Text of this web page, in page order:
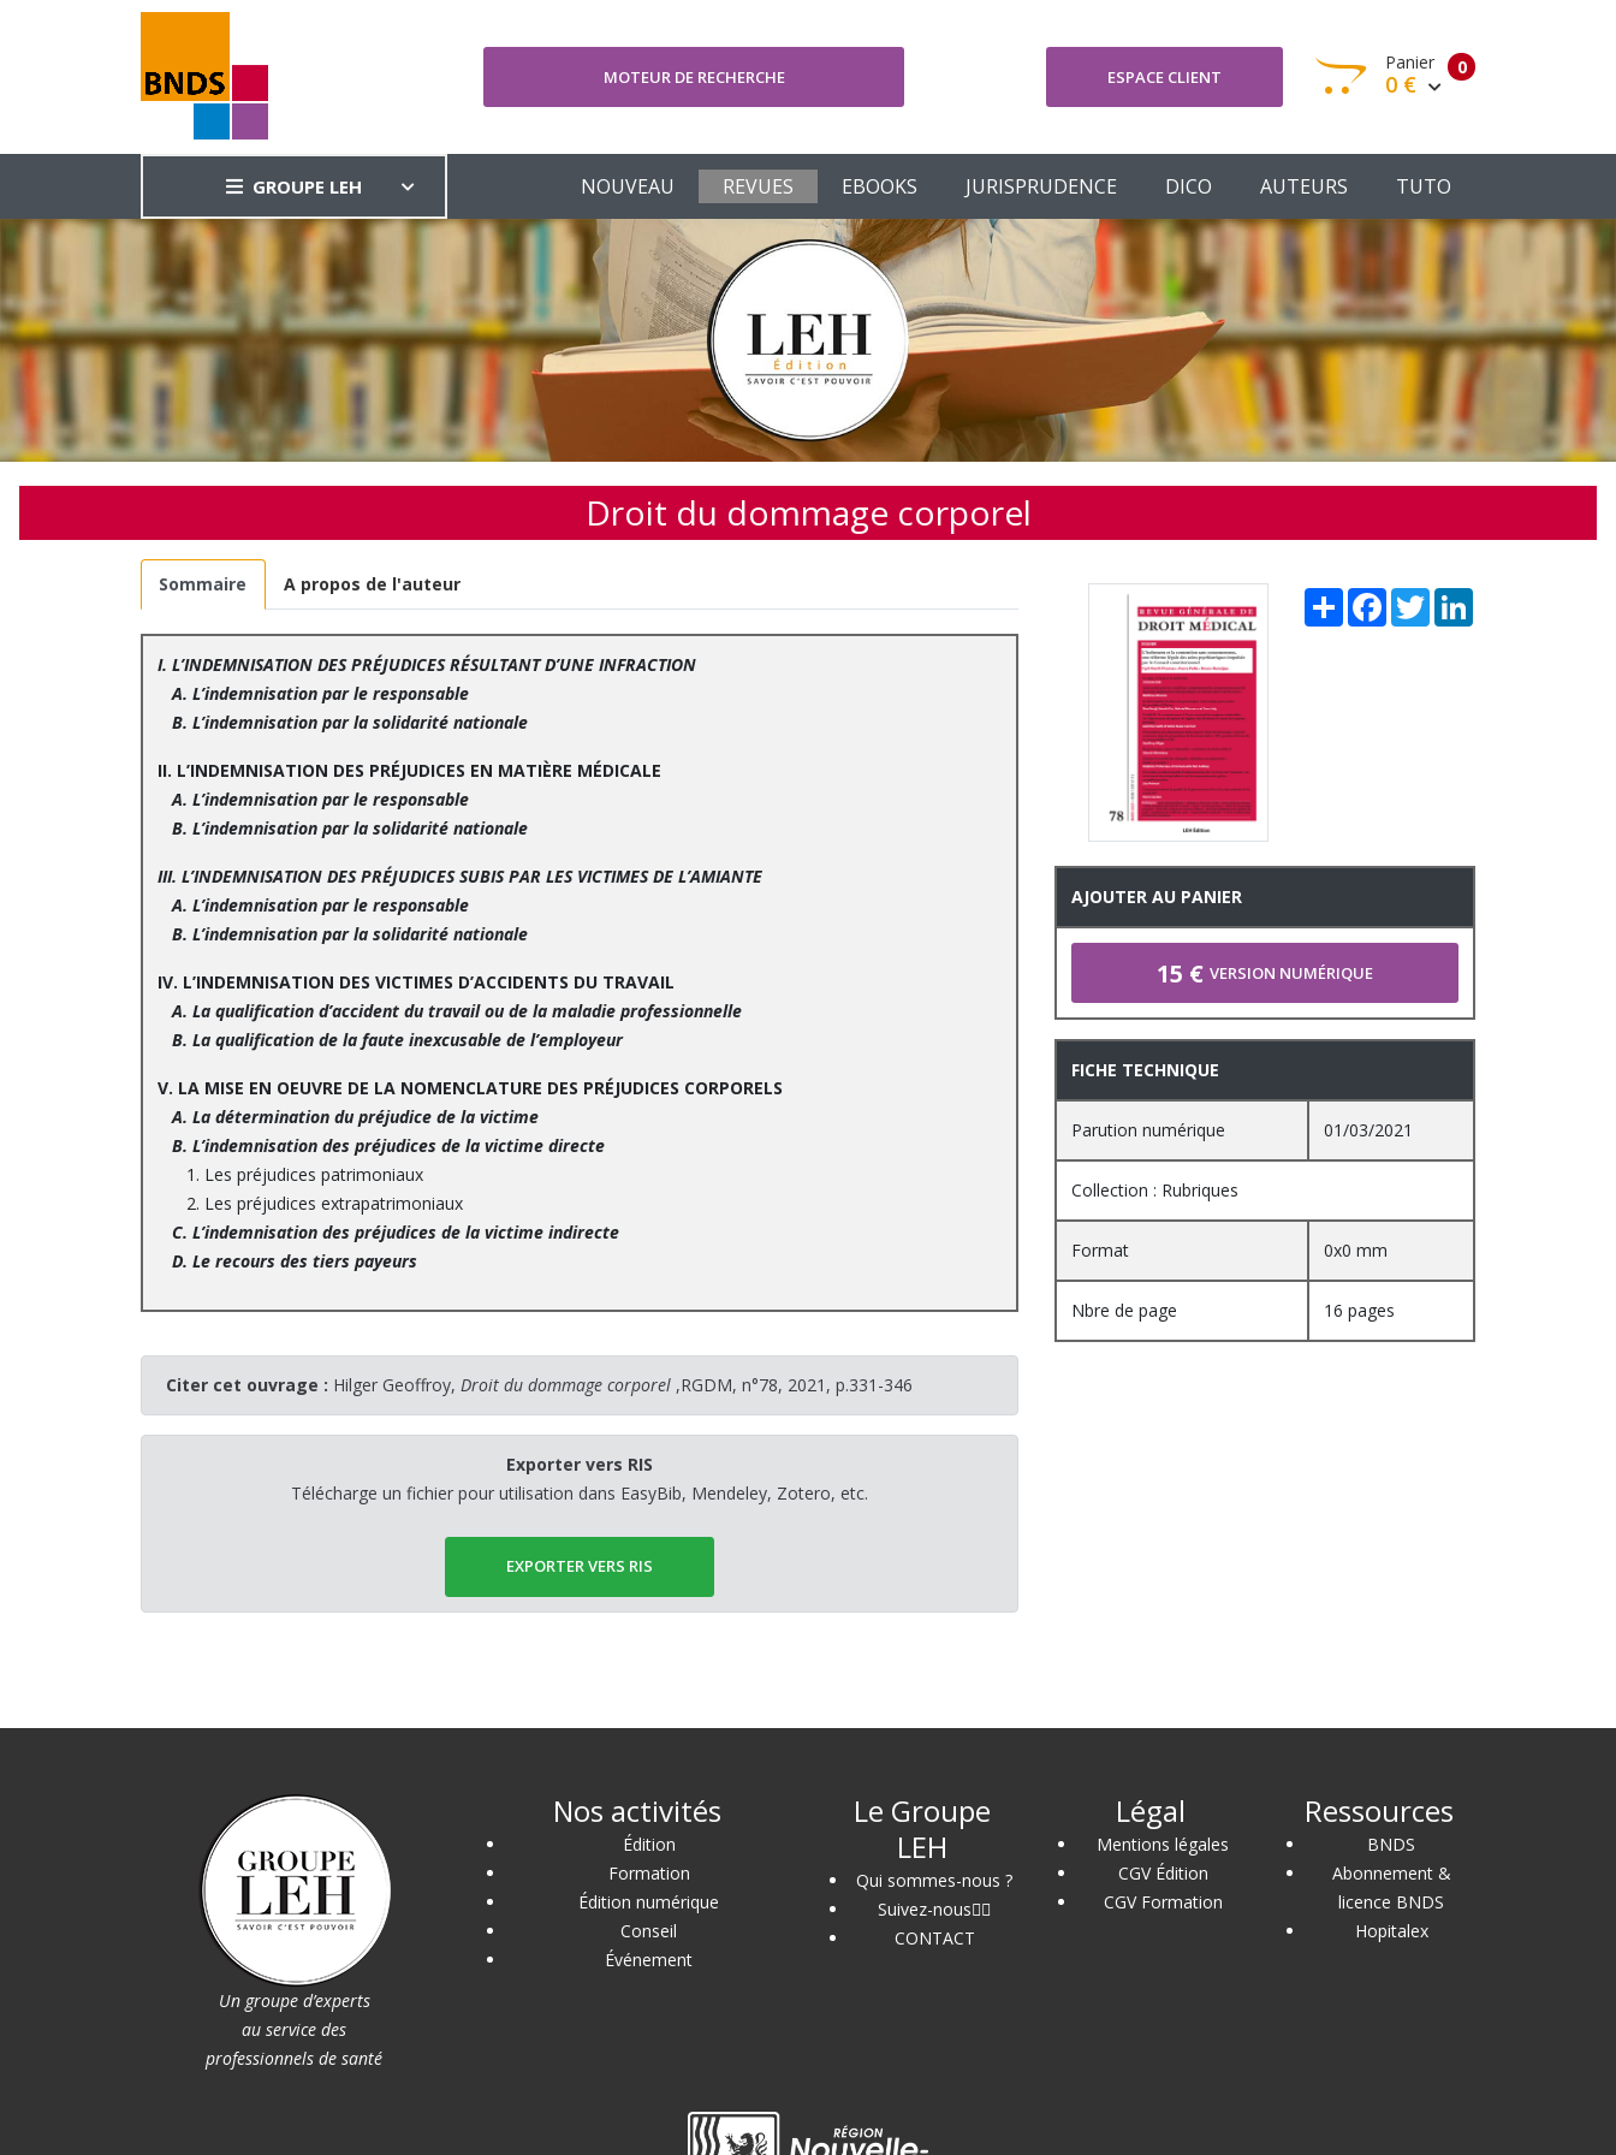
MOTEUR DE RECHERCHE ESPACE CLIENT 0
Panier
0 €
Votre panier est vide
Votre Panier Commander
GROUPE LEH NOUVEAU REVUES EBOOKS JURISPRUDENCE DICO AUTEURS TUTO
Droit du dommage corporel
Sommaire A propos de l'auteur
I. L’INDEMNISATION DES PRÉJUDICES RÉSULTANT D’UNE INFRACTION
A. L’indemnisation par le responsable
B. L’indemnisation par la solidarité nationale
II. L’INDEMNISATION DES PRÉJUDICES EN MATIÈRE MÉDICALE
A. L’indemnisation par le responsable
B. L’indemnisation par la solidarité nationale
III. L’INDEMNISATION DES PRÉJUDICES SUBIS PAR LES VICTIMES DE L’AMIANTE
A. L’indemnisation par le responsable
B. L’indemnisation par la solidarité nationale
IV. L’INDEMNISATION DES VICTIMES D’ACCIDENTS DU TRAVAIL
A. La qualification d’accident du travail ou de la maladie professionnelle
B. La qualification de la faute inexcusable de l’employeur
V. LA MISE EN OEUVRE DE LA NOMENCLATURE DES PRÉJUDICES CORPORELS
A. La détermination du préjudice de la victime
B. L’indemnisation des préjudices de la victime directe
1. Les préjudices patrimoniaux
2. Les préjudices extrapatrimoniaux
C. L’indemnisation des préjudices de la victime indirecte
D. Le recours des tiers payeurs
Citer cet ouvrage : Hilger Geoffroy, Droit du dommage corporel ,RGDM, n°78, 2021, p.331-346
Exporter vers RIS
Télécharge un fichier pour utilisation dans EasyBib, Mendeley, Zotero, etc.
EXPORTER VERS RIS
Share FacebookTwitter
AJOUTER AU PANIER
15 € VERSION NUMÉRIQUE
FICHE TECHNIQUE
Parution numérique 01/03/2021
Collection : Rubriques
Format 0x0 mm
Nbre de page 16 pages
Un groupe d’experts
au service des
professionnels de santé
Nos activités
Édition
Formation
Édition numérique
Conseil
Événement
Le Groupe
LEH
Qui sommes-nous ?
Suivez-nous
CONTACT
Légal
Mentions légales
CGV Édition
CGV Formation
Ressources
BNDS
Abonnement &
licence BNDS
Hopitalex